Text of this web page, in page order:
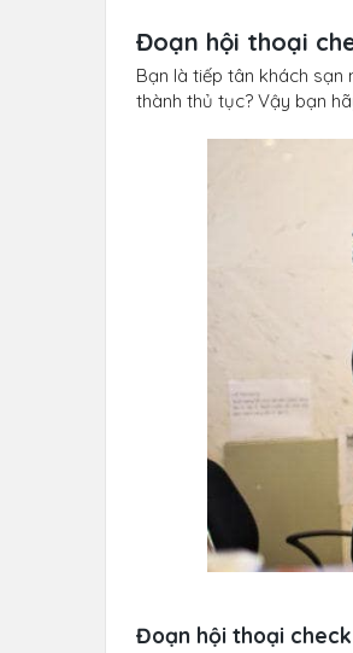
Đoạn hội thoại
Bạn là tiếp tân khách
thành thủ tục? Vậy bạn
Đoạn hội thoại check